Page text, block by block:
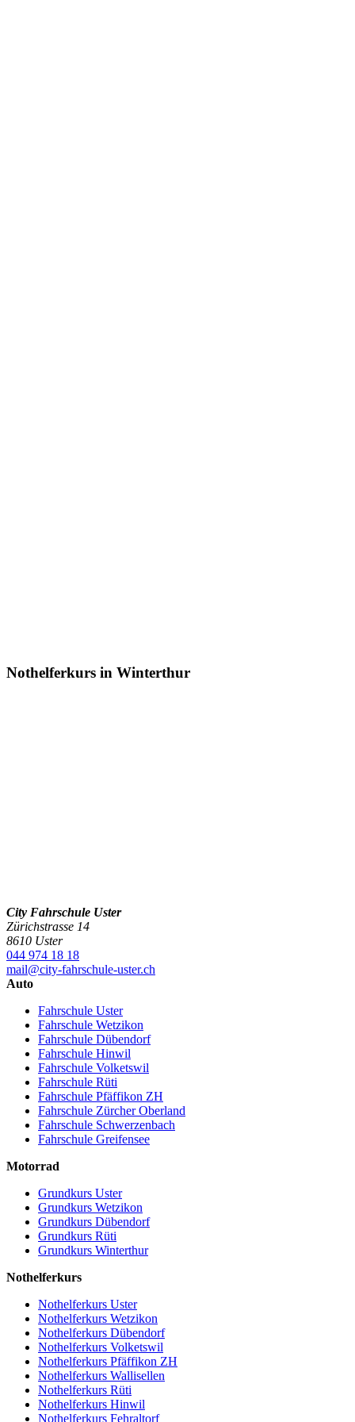
Nothelferkurs in Winterthur
City Fahrschule Uster
Zürichstrasse 14
8610 Uster
044 974 18 18
mail@city-fahrschule-uster.ch
Auto
Fahrschule Uster
Fahrschule Wetzikon
Fahrschule Dübendorf
Fahrschule Hinwil
Fahrschule Volketswil
Fahrschule Rüti
Fahrschule Pfäffikon ZH
Fahrschule Zürcher Oberland
Fahrschule Schwerzenbach
Fahrschule Greifensee
Motorrad
Grundkurs Uster
Grundkurs Wetzikon
Grundkurs Dübendorf
Grundkurs Rüti
Grundkurs Winterthur
Nothelferkurs
Nothelferkurs Uster
Nothelferkurs Wetzikon
Nothelferkurs Dübendorf
Nothelferkurs Volketswil
Nothelferkurs Pfäffikon ZH
Nothelferkurs Wallisellen
Nothelferkurs Rüti
Nothelferkurs Hinwil
Nothelferkurs Fehraltorf